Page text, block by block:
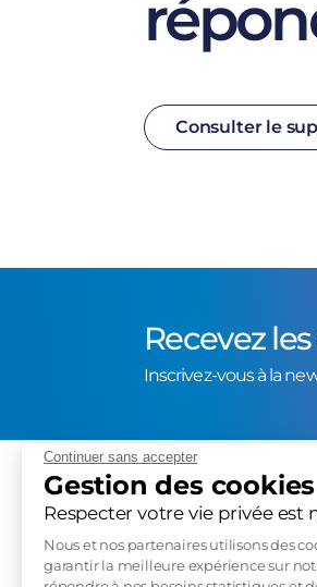
Continuer sans accepter
Gestion des cookies
Respecter votre vie privée est
Nous et nos partenaires utilisons des
garantir la meilleure expérience sur
Consulter le
Recevez
Inscrivez-vous à la